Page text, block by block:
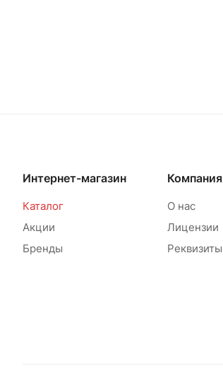
Интернет-магазин
Каталог
Акции
Бренды
Компания
О нас
Лицензии
Реквизиты